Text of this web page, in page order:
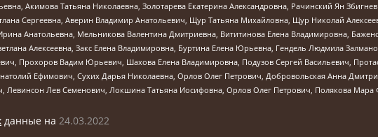
Акимова Татьяна Николаевна, Золотарева Екатерина Александровна, Рачинский Ян
Сергеевна, Аверин Владимир Анатольевич, Щур Татьяна Михайловна, Щур Николай
Анатольевна, Мельникова Валентина Дмитриевна, Вититинова Елена Владимировна,
Алексеевна, Закс Елена Владимировна, Буртина Елена Юрьевна, Гендель Людмила
Прохоров Вадим Юрьевич, Шахова Елена Владимировна, Подузов Сергей Васильевич,
Ефимович, Сухих Дарья Николаевна, Орлов Олег Петрович, Добровольская Анна
Левинсон Лев Семенович, Локшина Татьяна Иосифовна, Орлов Олег Петрович, Полякова
данные на 24.03.2022